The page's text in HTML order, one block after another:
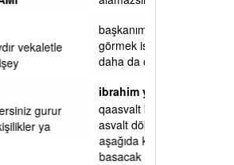
başkanlığında da
ereyliye katkın çok oldu
madde mahalle aralarında
ana yoldan
dükkanları su